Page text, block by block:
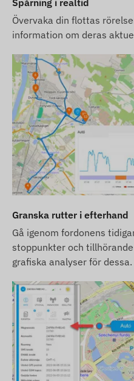
Spårning i realtid
Övervaka din flottas
information om deras
Granska rutter i efterhand
Gå igenom fordonens
stoppunkter och
grafiska analyser för dessa.